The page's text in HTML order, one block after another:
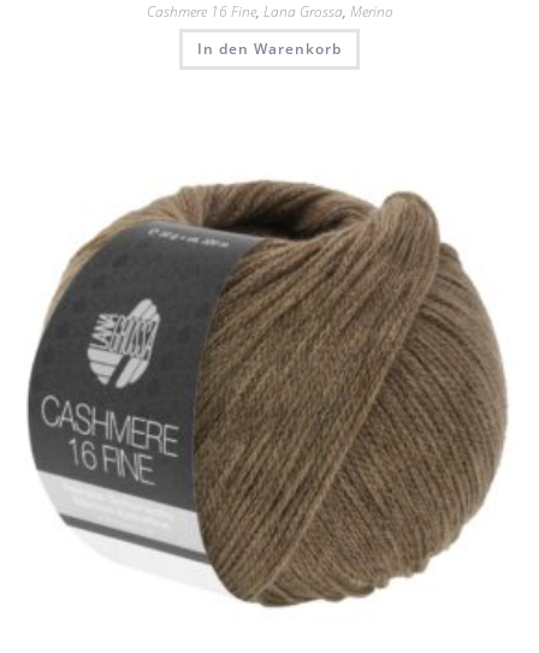
Cashmere 16 Fine, Lana Grossa, Merino
In den Warenkorb